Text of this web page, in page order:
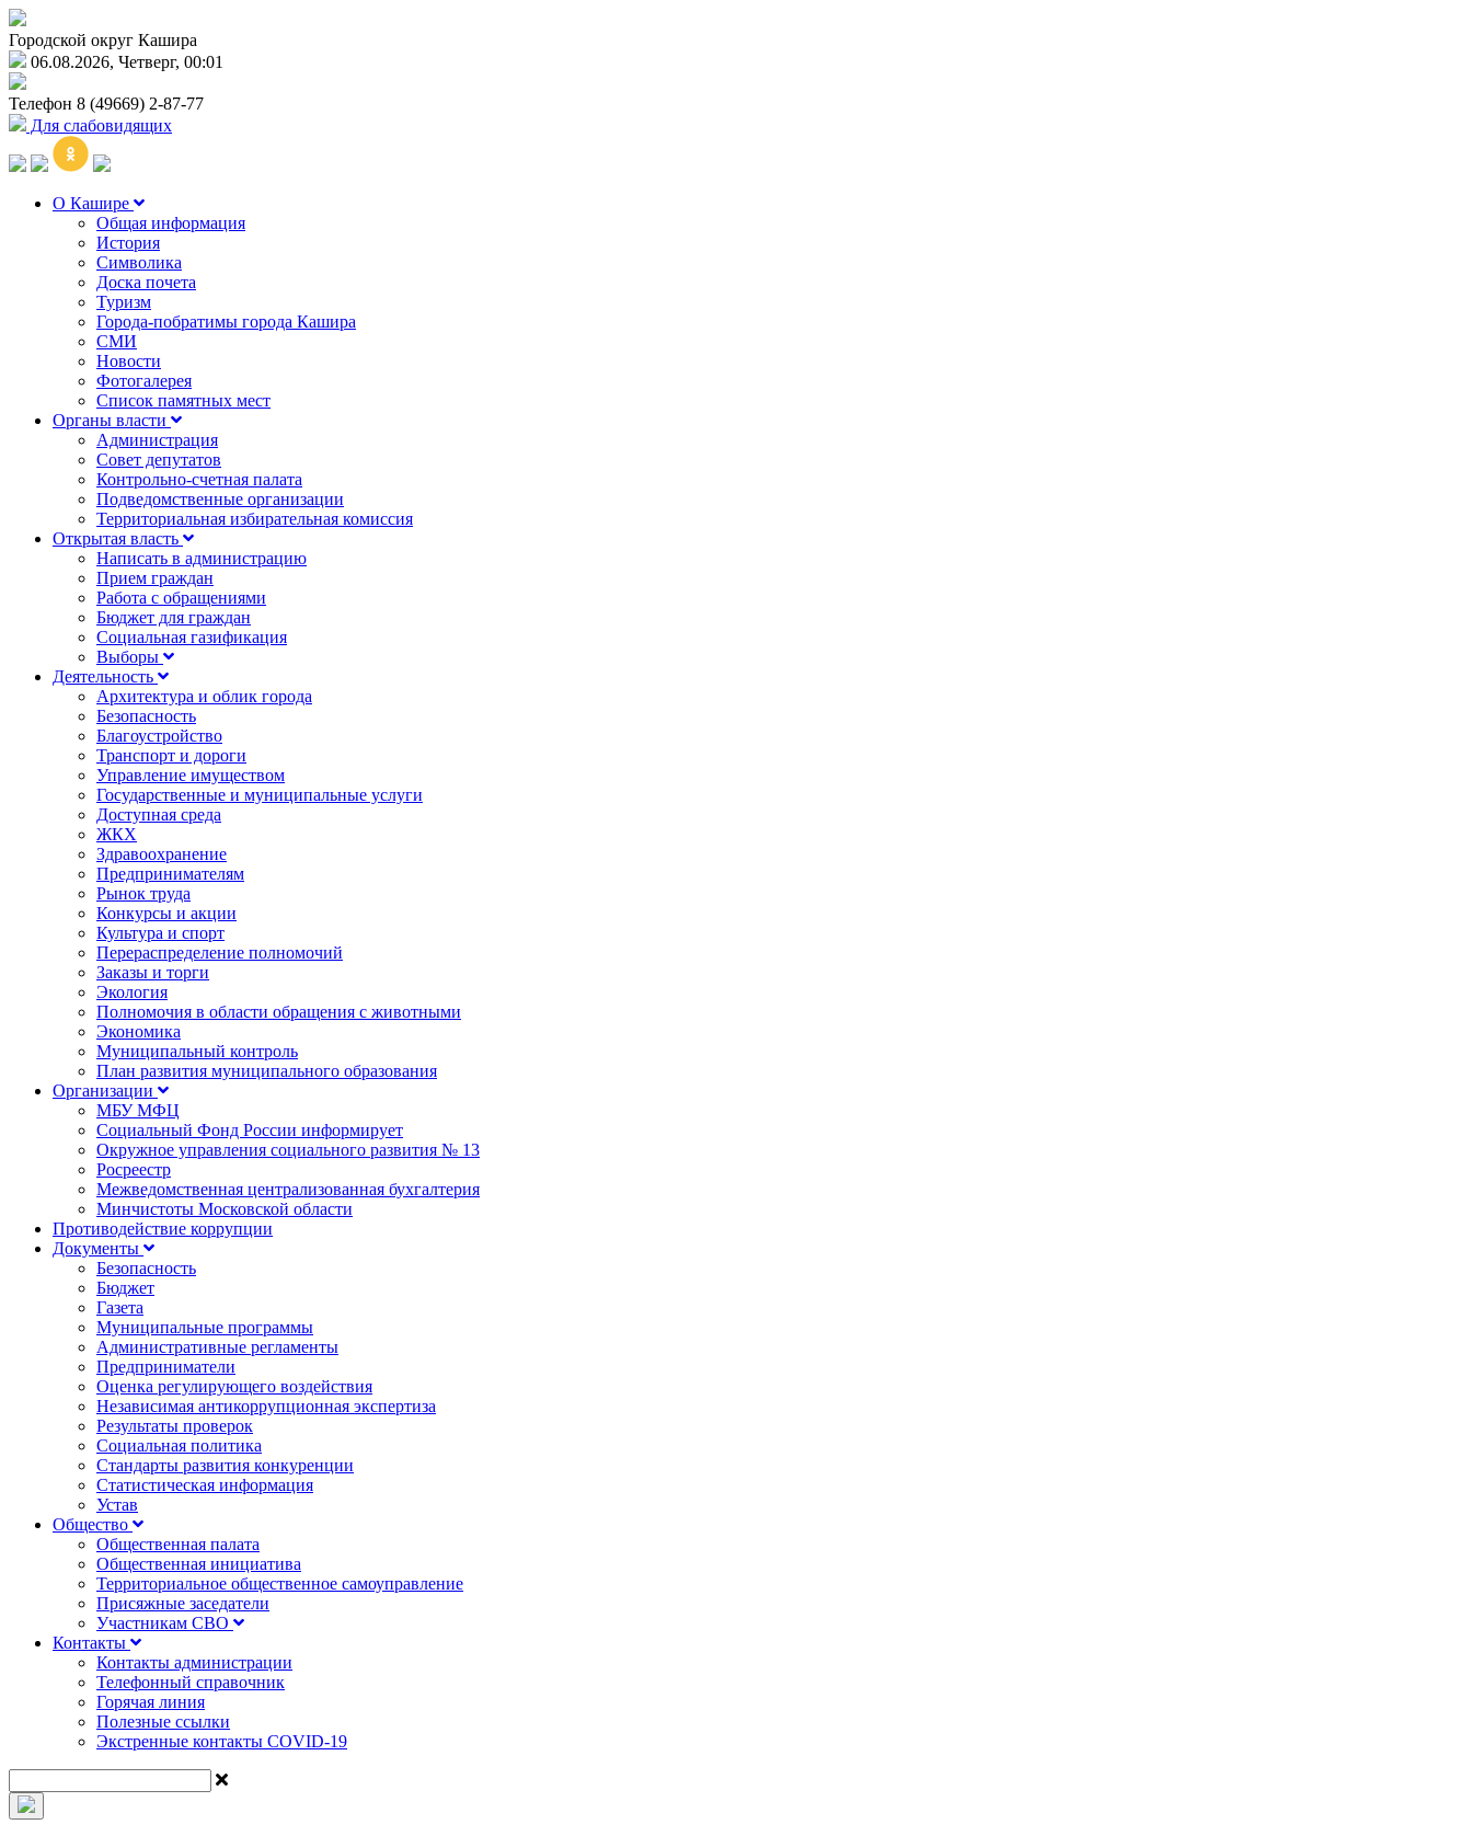
Городской округ Кашира
06.08.2026, Четверг, 00:01
Телефон 8 (49669) 2-87-77
Для слабовидящих
О Кашире
Общая информация
История
Символика
Доска почета
Туризм
Города-побратимы города Кашира
СМИ
Новости
Фотогалерея
Список памятных мест
Органы власти
Администрация
Совет депутатов
Контрольно-счетная палата
Подведомственные организации
Территориальная избирательная комиссия
Открытая власть
Написать в администрацию
Прием граждан
Работа с обращениями
Бюджет для граждан
Социальная газификация
Выборы
Деятельность
Архитектура и облик города
Безопасность
Благоустройство
Транспорт и дороги
Управление имуществом
Государственные и муниципальные услуги
Доступная среда
ЖКХ
Здравоохранение
Предпринимателям
Рынок труда
Конкурсы и акции
Культура и спорт
Перераспределение полномочий
Заказы и торги
Экология
Полномочия в области обращения с животными
Экономика
Муниципальный контроль
План развития муниципального образования
Организации
МБУ МФЦ
Социальный Фонд России информирует
Окружное управления социального развития № 13
Росреестр
Межведомственная централизованная бухгалтерия
Минчистоты Московской области
Противодействие коррупции
Документы
Безопасность
Бюджет
Газета
Муниципальные программы
Административные регламенты
Предприниматели
Оценка регулирующего воздействия
Независимая антикоррупционная экспертиза
Результаты проверок
Социальная политика
Стандарты развития конкуренции
Статистическая информация
Устав
Общество
Общественная палата
Общественная инициатива
Территориальное общественное самоуправление
Присяжные заседатели
Участникам СВО
Контакты
Контакты администрации
Телефонный справочник
Горячая линия
Полезные ссылки
Экстренные контакты COVID-19